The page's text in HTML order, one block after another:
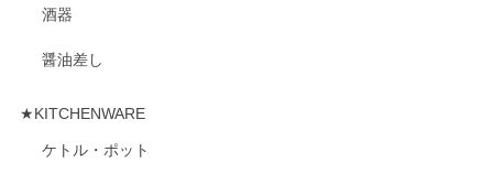
酒器
醤油差し
★KITCHENWARE
ケトル・ポット